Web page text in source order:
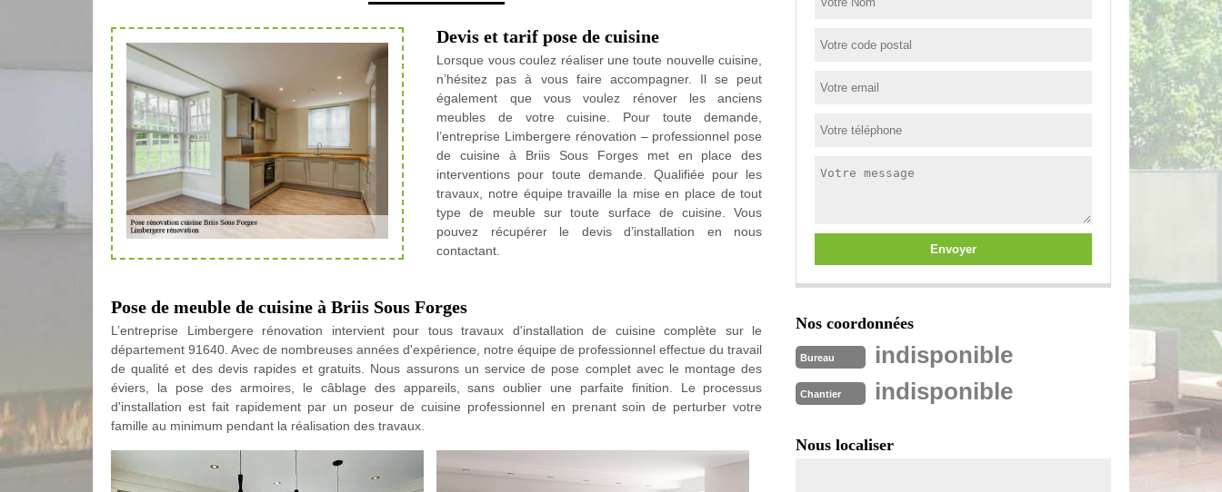
Devis et tarif pose de cuisine
Lorsque vous coulez réaliser une toute nouvelle cuisine,
n’hésitez pas à vous faire accompagner. Il se peut
également que vous voulez rénover les anciens
meubles de votre cuisine. Pour toute demande,
l’entreprise Limbergere rénovation – professionnel pose
de cuisine à Briis Sous Forges met en place des
interventions pour toute demande. Qualifiée pour les
travaux, notre équipe travaille la mise en place de tout
type de meuble sur toute surface de cuisine. Vous
pouvez récupérer le devis d’installation en nous
contactant.
Pose de meuble de cuisine à Briis Sous Forges
L’entreprise Limbergere rénovation intervient pour tous travaux d'installation de cuisine complète sur le
département 91640. Avec de nombreuses années d'expérience, notre équipe de professionnel effectue du travail
de qualité et des devis rapides et gratuits. Nous assurons un service de pose complet avec le montage des
éviers, la pose des armoires, le câblage des appareils, sans oublier une parfaite finition. Le processus
d'installation est fait rapidement par un poseur de cuisine professionnel en prenant soin de perturber votre
famille au minimum pendant la réalisation des travaux.
Nos coordonnées
Bureau indisponible
Chantier indisponible
Nous localiser